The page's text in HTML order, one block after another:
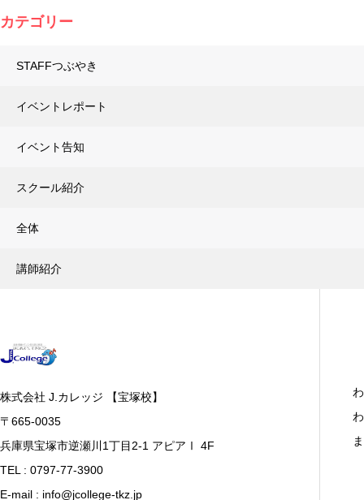
カテゴリー
STAFFつぶやき
イベントレポート
イベント告知
スクール紹介
全体
講師紹介
株式会社 J.カレッジ 【宝塚校】
〒665-0035
兵庫県宝塚市逆瀬川1丁目2-1 アピアⅠ 4F
TEL : 0797-77-3900
E-mail : info@jcollege-tkz.jp